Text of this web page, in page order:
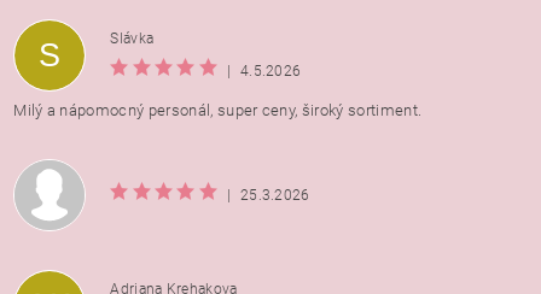
Vložením hodnotenie súhlasíte s
osobných údajov
S
Slávka
|
4.5.2026
Milý a nápomocný personál, super ceny, široký sortiment.
| 25.3.2026
Adriana Krehakova